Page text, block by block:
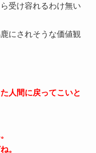
受け容れるわけ無い
にされそうな価値観
人間に戻ってこいと
。